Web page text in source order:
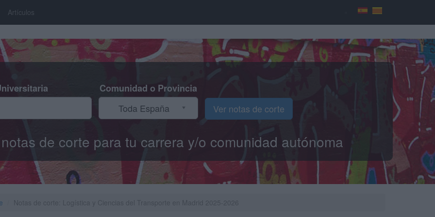
Artículos
Comunidad o Provincia
Toda España
Ver notas de corte
de corte para tu carrera y/o comunidad autónoma